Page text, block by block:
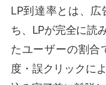
LP到達率とは、広
ち、LPが完全に読
たユーザーの割合
度・誤クリックに